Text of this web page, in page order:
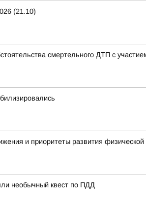
(21.10)
смертельного ДТП с
и приоритеты развития физической
необычный квест по ПДД